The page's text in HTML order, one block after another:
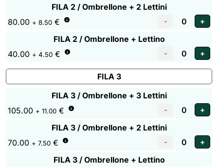
FILA 2 / Ombrellone + 2 Lettini
80.00 + 8.50 €
FILA 2 / Ombrellone + Lettino
40.00 + 4.50 €
FILA 3
FILA 3 / Ombrellone + 3 Lettini
105.00 + 11.00 €
FILA 3 / Ombrellone + 2 Lettini
70.00 + 7.50 €
FILA 3 / Ombrellone + Lettino